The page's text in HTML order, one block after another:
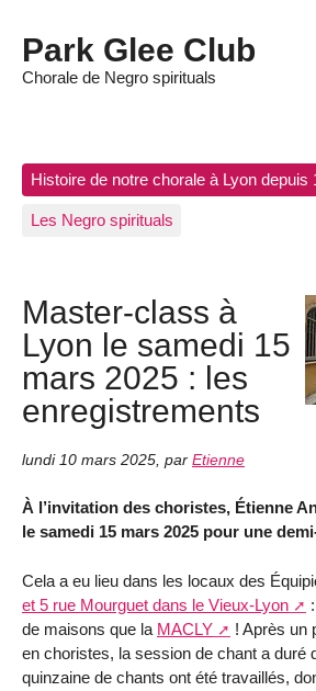
Park Glee Club
Chorale de Negro spirituals
Histoire de notre chorale à Lyon depuis
Les Negro spirituals
Master-class à
Lyon le samedi 15
mars 2025 : les
enregistrements
lundi 10 mars 2025 par Etienne
À l’invitation des choristes, Étienne
le samedi 15 mars 2025 pour une
Cela a eu lieu dans les locaux des
et 5 rue Mourguet dans le Vieux-Lyon
de maisons que la MACLY
! Après un
en choristes, la session de chant a duré
quinzaine de chants ont été travaillés,